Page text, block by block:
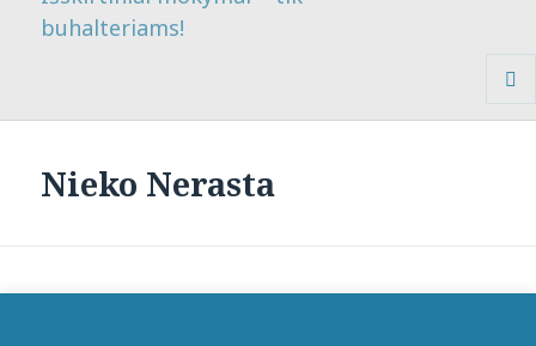
buhalteriams!
Nieko Nerasta